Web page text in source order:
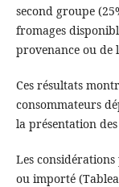
second groupe
fromages
provenance ou de
Ces résultats
consommateurs
la présentation
Les
ou importé